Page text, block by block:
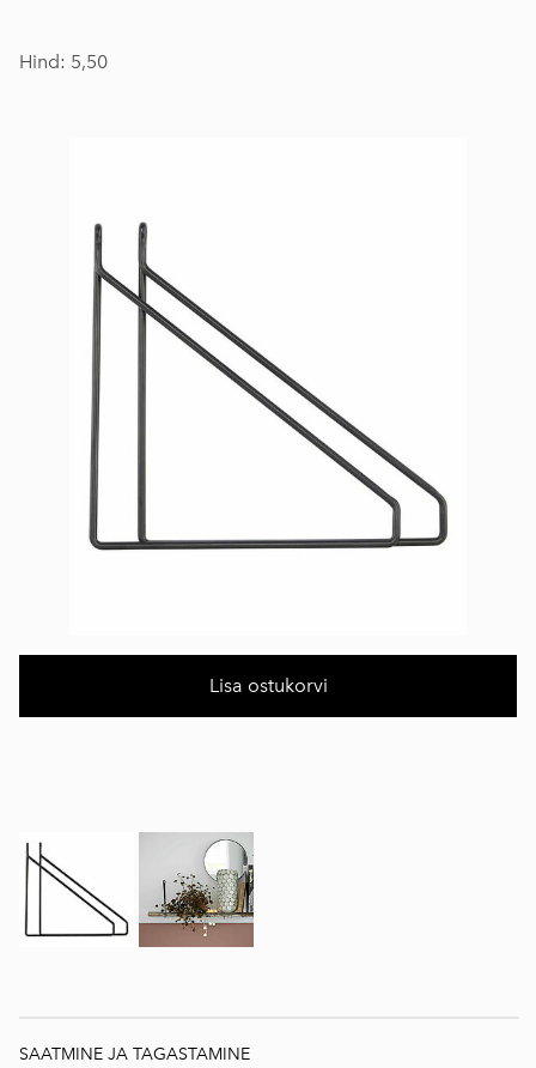
Hind: 5,50
Lisa ostukorvi
SAATMINE JA TAGASTAMINE